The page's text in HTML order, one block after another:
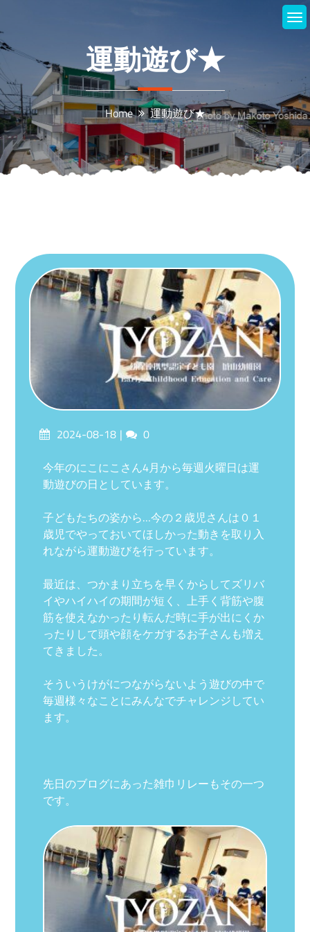
content
運動遊び★
Home 運動遊び★
Posted2024-08-18 Comments
0
今年のにこにこさん4月から毎週火曜日は運
動遊びの日としています。
子どもたちの姿から…今の２歳児さんは０１
歳児でやっておいてほしかった動きを取り入
れながら運動遊びを行っています。
最近は、つかまり立ちを早くからしてズリバ
イやハイハイの期間が短く、上手く背筋や腹
筋を使えなかったり転んだ時に手が出にくか
ったりして頭や顔をケガするお子さんも増え
てきました。
そういうけがにつながらないよう遊びの中で
毎週様々なことにみんなでチャレンジしてい
ます。
先日のブログにあった雑巾リレーもその一つ
です。